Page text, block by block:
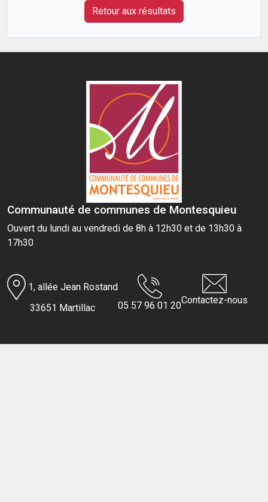
Retour aux résultats
Communauté de communes de Montesquieu
Ouvert du lundi au vendredi de 8h à 12h30 et de 13h30 à
17h30
1, allée Jean Rostand
33651 Martillac
05 57 96 01 20Contactez-nous